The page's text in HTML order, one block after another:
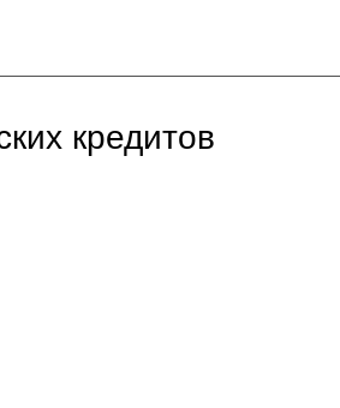
кредитов